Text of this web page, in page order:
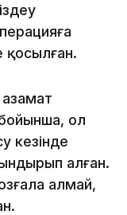
қосылған.
азамат
ол
кезінде
алған.
алмай,